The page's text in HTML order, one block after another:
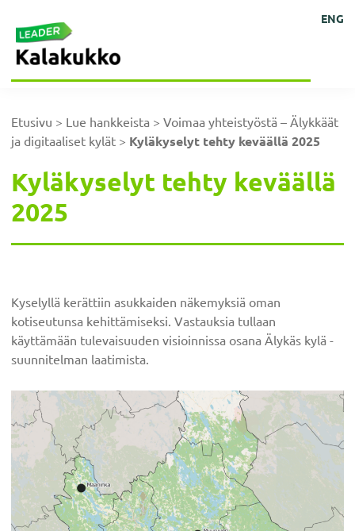
ENG
pääsisältöön
ensisijaiseen
sivupalkkiin
alatunnisteeseen
päävalikkoon
Kalakukko
ry
kokoisille
ideoille!
Etusivu > Lue hankkeista > Voimaa yhteistyöstä – Älykkäät
ja digitaaliset kylät > Kyläkyselyt tehty keväällä 2025
Kyläkyselyt tehty keväällä
2025
Kyselyllä kerättiin asukkaiden näkemyksiä oman
kotiseutunsa kehittämiseksi. Vastauksia tullaan
käyttämään tulevaisuuden visioinnissa osana Älykäs kylä -
suunnitelman laatimista.